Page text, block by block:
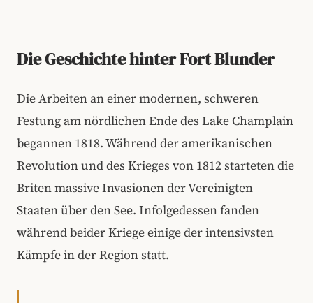
Die Geschichte hinter Fort Blunder
Die Arbeiten an einer modernen, schweren
Festung am nördlichen Ende des Lake Champlain
begannen 1818. Während der amerikanischen
Revolution und des Krieges von 1812 starteten die
Briten massive Invasionen der Vereinigten
Staaten über den See. Infolgedessen fanden
während beider Kriege einige der intensivsten
Kämpfe in der Region statt.